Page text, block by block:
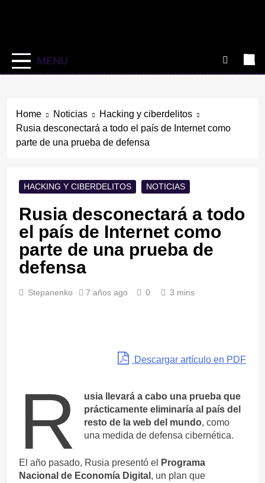
MENU
Home Noticias
Hacking y ciberdelitos
Rusia desconectará a todo el país de Internet como
parte de una prueba de defensa
HACKING Y CIBERDELITOS NOTICIAS
Rusia desconectará a todo
el país de Internet como
parte de una prueba de
defensa
Stepanenko 7 años ago 0 3 mins
Descargar artículo en PDF
R
usia llevará a cabo una prueba que
prácticamente eliminaría al país del
resto de la web del mundo, como
una medida de defensa cibernética.
El año pasado, Rusia presentó el
Programa
Nacional de Economía Digital , un plan que